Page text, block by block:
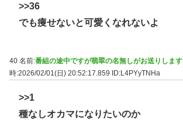
>>36
でも痩せないと可愛くなれないよ
40 名前:番組の途中ですが翡翠の名無しがお送りします
時:2026/02/01(日) 20:52:17.859
ID:L4PYyTNHa
>>1
種なしオカマになりたいのか